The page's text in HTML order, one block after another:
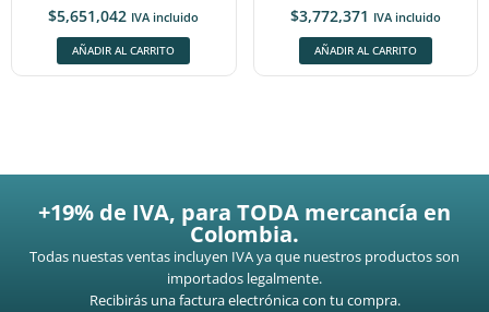
$5,651,042 IVA incluido
AÑADIR AL CARRITO
$3,772,371 IVA incluido
AÑADIR AL CARRITO
+19% de IVA, para TODA mercancía en
Colombia.
Todas nuestas ventas incluyen IVA ya que nuestros productos son
importados legalmente.
Recibirás una factura electrónica con tu compra.